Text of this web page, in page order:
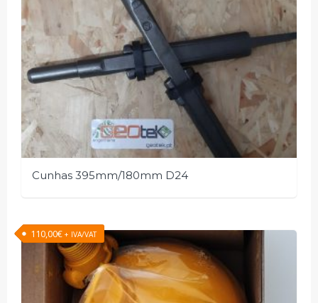
Cunhas 395mm/180mm D24
110,00€ + IVA/VAT